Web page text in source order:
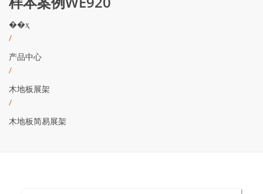
��ҳ
/
产品中心
/
木地板展架
/
木地板简易展架